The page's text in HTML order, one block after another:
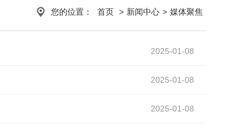
您的位置： 首页 > 新闻中心 > 媒体聚焦
2025-01-08
2025-01-08
2025-01-08